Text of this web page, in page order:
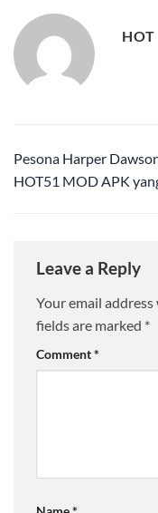
HOT
Pesona Harper
HOT51 MOD APK
Leave a Reply
Your email
fields are marked *
Comment*